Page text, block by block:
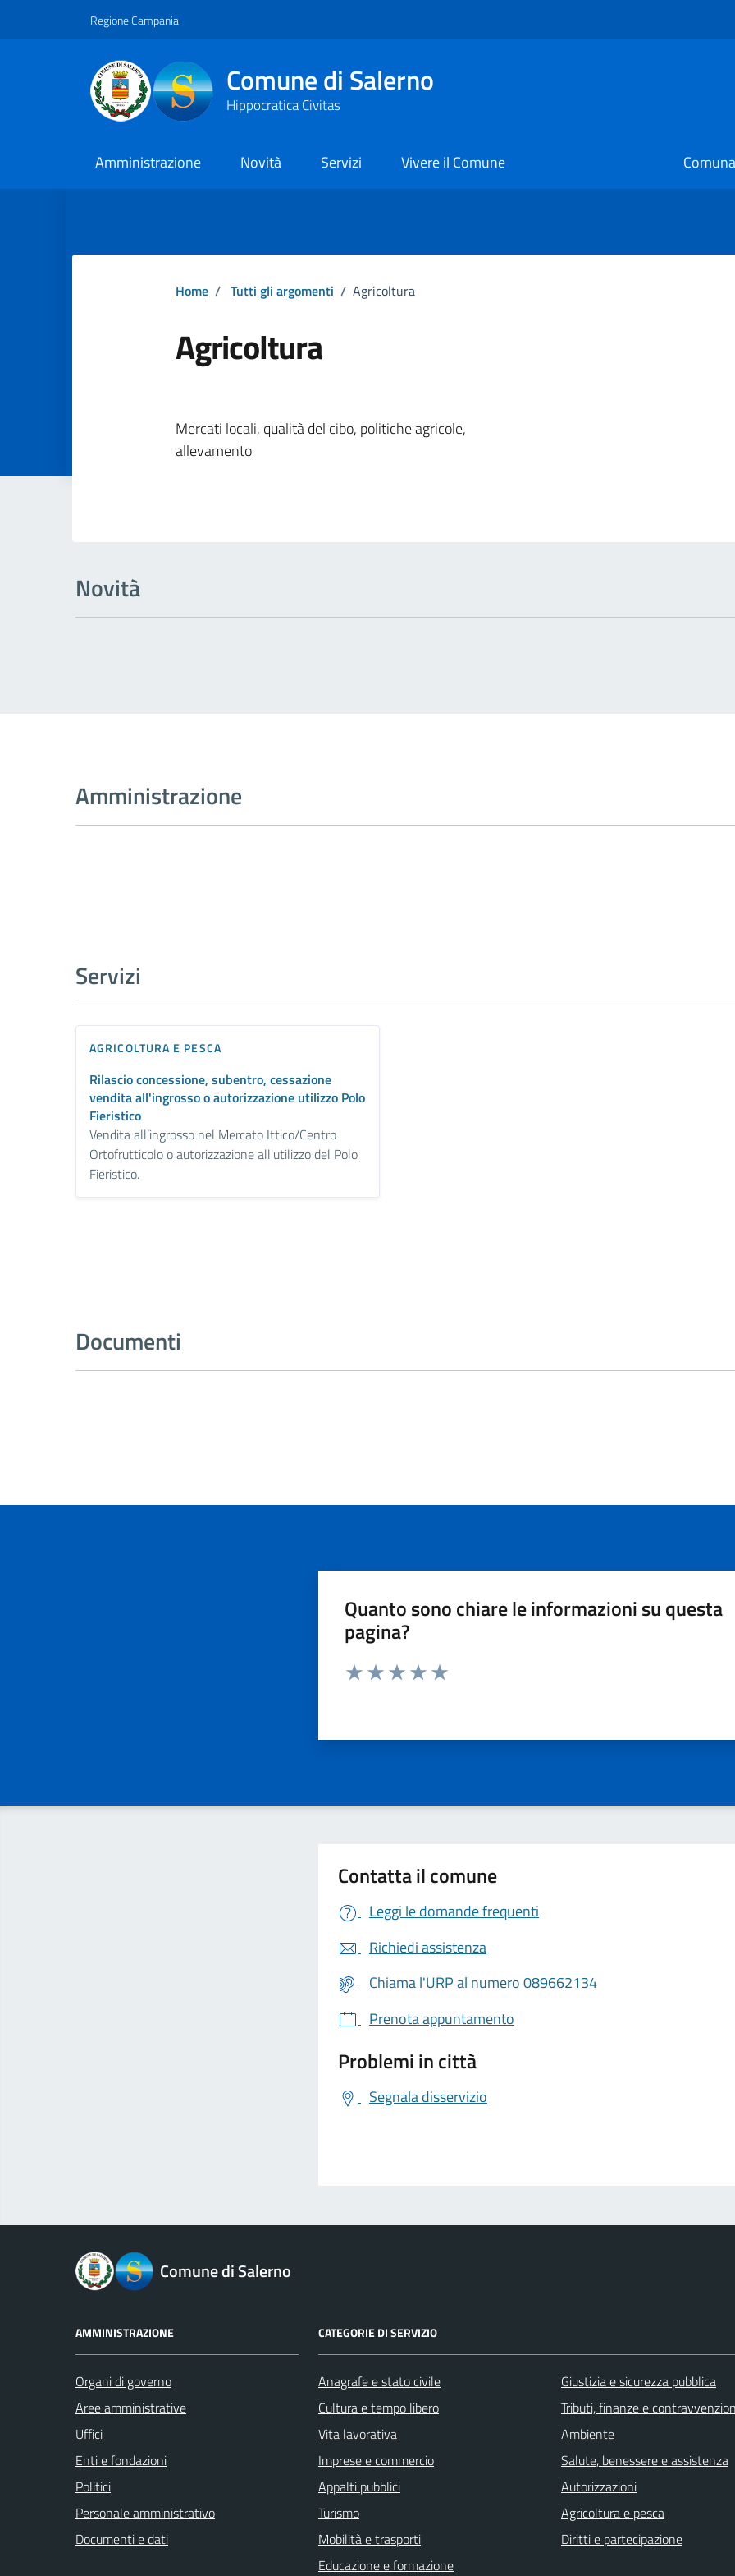
Regione Campania
Comune di Salerno
Hippocratica Civitas
Amministrazione Novità Servizi Vivere il Comune
Home / Tutti gli argomenti / Agricoltura
Agricoltura
Mercati locali, qualità del cibo, politiche agricole,
allevamento
Novità
Amministrazione
Servizi
AGRICOLTURA E PESCA
Rilascio concessione, subentro, cessazione
vendita all'ingrosso o autorizzazione utilizzo Polo
Fieristico
Vendita all’ingrosso nel Mercato Ittico/Centro
Ortofrutticolo o autorizzazione all'utilizzo del Polo
Fieristico.
Documenti
Quanto sono chiare le informazioni su questa
pagina?
Valuta da 1 a 5 stelle la pagina
Contatta il comune
Leggi le domande frequenti
Richiedi assistenza
Chiama l'URP al numero 089662134
Prenota appuntamento
Problemi in città
Segnala disservizio
logo Unione EuropeaComune di Salerno
AMMINISTRAZIONE
Organi di governo
Aree amministrative
Uffici
Enti e fondazioni
Politici
Personale amministrativo
Documenti e dati
CATEGORIE DI SERVIZIO
Anagrafe e stato civile
Cultura e tempo libero
Vita lavorativa
Imprese e commercio
Appalti pubblici
Turismo
Mobilità e trasporti
Educazione e formazione
Giustizia e sicurezza pubblica
Tributi, finanze e
Ambiente
Salute, benessere e assistenza
Autorizzazioni
Agricoltura e pesca
Diritti e partecipazione